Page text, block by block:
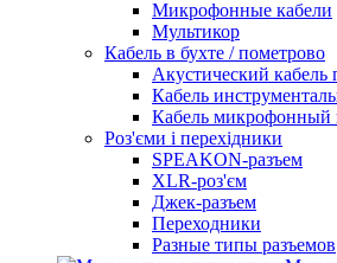
Микрофонные кабели
Мультикор
Кабель в бухте / пометрово
Акустический кабель
Кабель
Кабель микрофонный
Роз'єми і перехідники
SPEAKON-разъем
XLR-роз'єм
Джек-разъем
Переходники
Разные типы разъемов